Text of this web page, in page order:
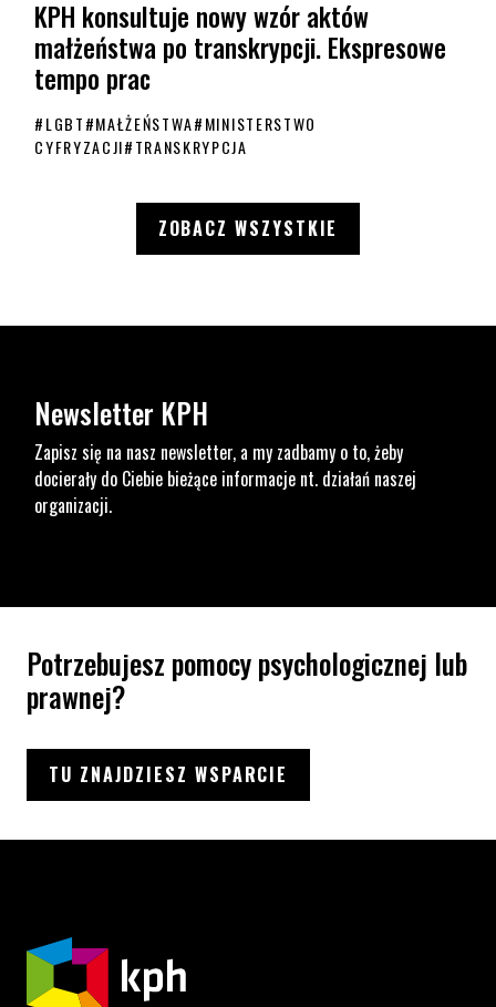
KPH konsultuje nowy wzór aktów
małżeństwa po transkrypcji. Ekspresowe
tempo prac
#LGBT#MAŁŻEŃSTWA#MINISTERSTWO
CYFRYZACJI#TRANSKRYPCJA
ZOBACZ WSZYSTKIE
Newsletter KPH
Zapisz się na nasz newsletter, a my zadbamy o to, żeby
docierały do Ciebie bieżące informacje nt. działań naszej
organizacji.
Potrzebujesz pomocy psychologicznej lub
prawnej?
TU ZNAJDZIESZ WSPARCIE